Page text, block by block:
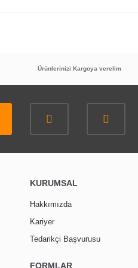
Ürünlerinizi Kargoya verelim
KURUMSAL
Hakkımızda
Kariyer
Tedarikçi Başvurusu
FORMLAR